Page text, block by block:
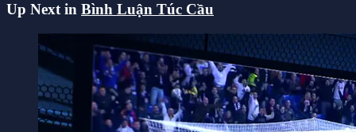
Up Next in Bình Luận Túc Cầu